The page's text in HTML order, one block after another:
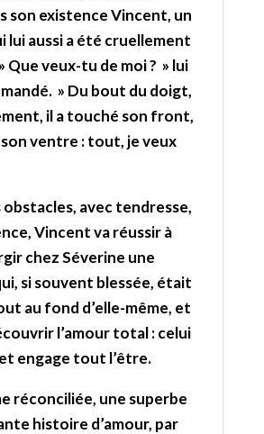
son existence Vincent, un
lui aussi a été cruellement
Que veux-tu de moi ? » lui
» Du bout du doigt,
il a touché son front,
ventre : tout, je veux
obstacles, avec tendresse,
Vincent va réussir à
chez Séverine une
si souvent blessée, était
au fond d’elle-même, et
l’amour total : celui
engage tout l’être.
réconciliée, une superbe
histoire d’amour, par